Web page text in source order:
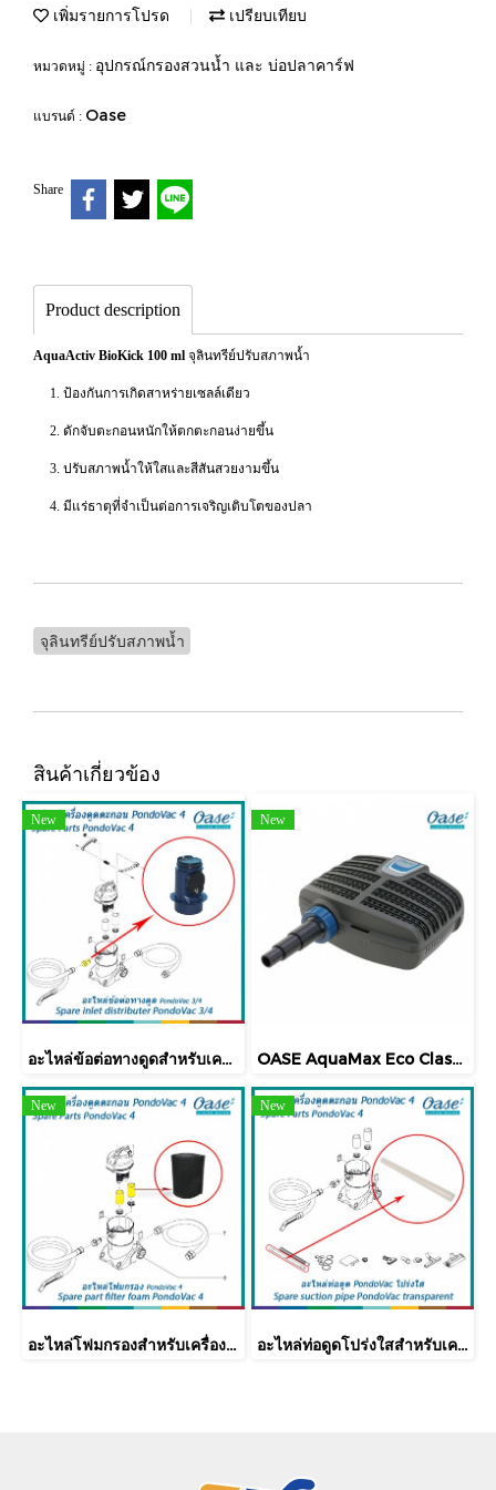
เพิ่มรายการโปรด เปรียบเทียบ
หมวดหมู่ : อุปกรณ์กรองสวนน้ำ และ บ่อปลาคาร์ฟ
แบรนด์ : Oase
Share
Product description
AquaActiv BioKick 100 ml จุลินทรีย์ปรับสภาพน้ำ
1. ป้องกันการเกิดสาหร่ายเซลล์เดียว
2. ดักจับตะกอนหนักให้ตกตะกอนง่ายขึ้น
3. ปรับสภาพน้ำให้ใสและสีสันสวยงามขึ้น
4. มีแร่ธาตุที่จำเป็นต่อการเจริญเติบโตของปลา
จุลินทรีย์ปรับสภาพน้ำ
สินค้าเกี่ยวข้อง
New
อะไหล่ข้อต่อทางดูดสำหรับเครื่องดูดตะกอน OASE รุ่น PondoVac 4
New
OASE AquaMax Eco Classic 5500 ปั๊มน้ำบ่อปลาคาร์ฟ รุ่นประหยัดไฟ ปั๊มน้ำบ่อปลาคาร์ฟ
New
อะไหล่โฟมกรองสำหรับเครื่องดูดตะกอน OASE รุ่น PondoVac 4
New
อะไหล่ท่อดูดโปร่งใสสำหรับเครื่องดูดตะกอน OASE รุ่น PondoVac 4